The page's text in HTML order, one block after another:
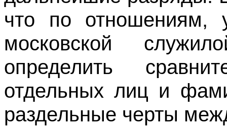
что по отношениям,
московской
определить
отдельных лиц и
раздельные черты